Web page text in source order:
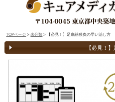
中央区の鍼灸・整体を
TOPページ>未分類> 【必見！】足底筋